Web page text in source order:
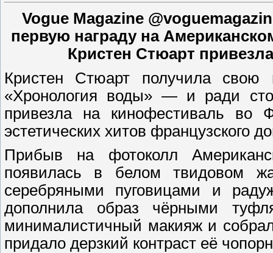
Vogue Magazine
первую награду на
Кристен Стюарт
Кристен Стюарт получила свою
«Хронология воды» — и ради
привезла на кинофестиваль во
эстетических хитов французского
Прибыв на фотоколл
появилась в белом твидовом
серебряными пуговицами и
дополнила образ чёрными
минималистичный макияж и
придало дерзкий контраст её